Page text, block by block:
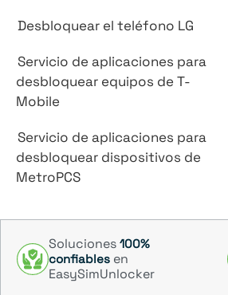
Desbloquear el teléfono LG
Servicio de aplicaciones para
desbloquear equipos de T-
Mobile
Servicio de aplicaciones para
desbloquear dispositivos de
MetroPCS
Soluciones 100%
confiables en
EasySimUnlocker